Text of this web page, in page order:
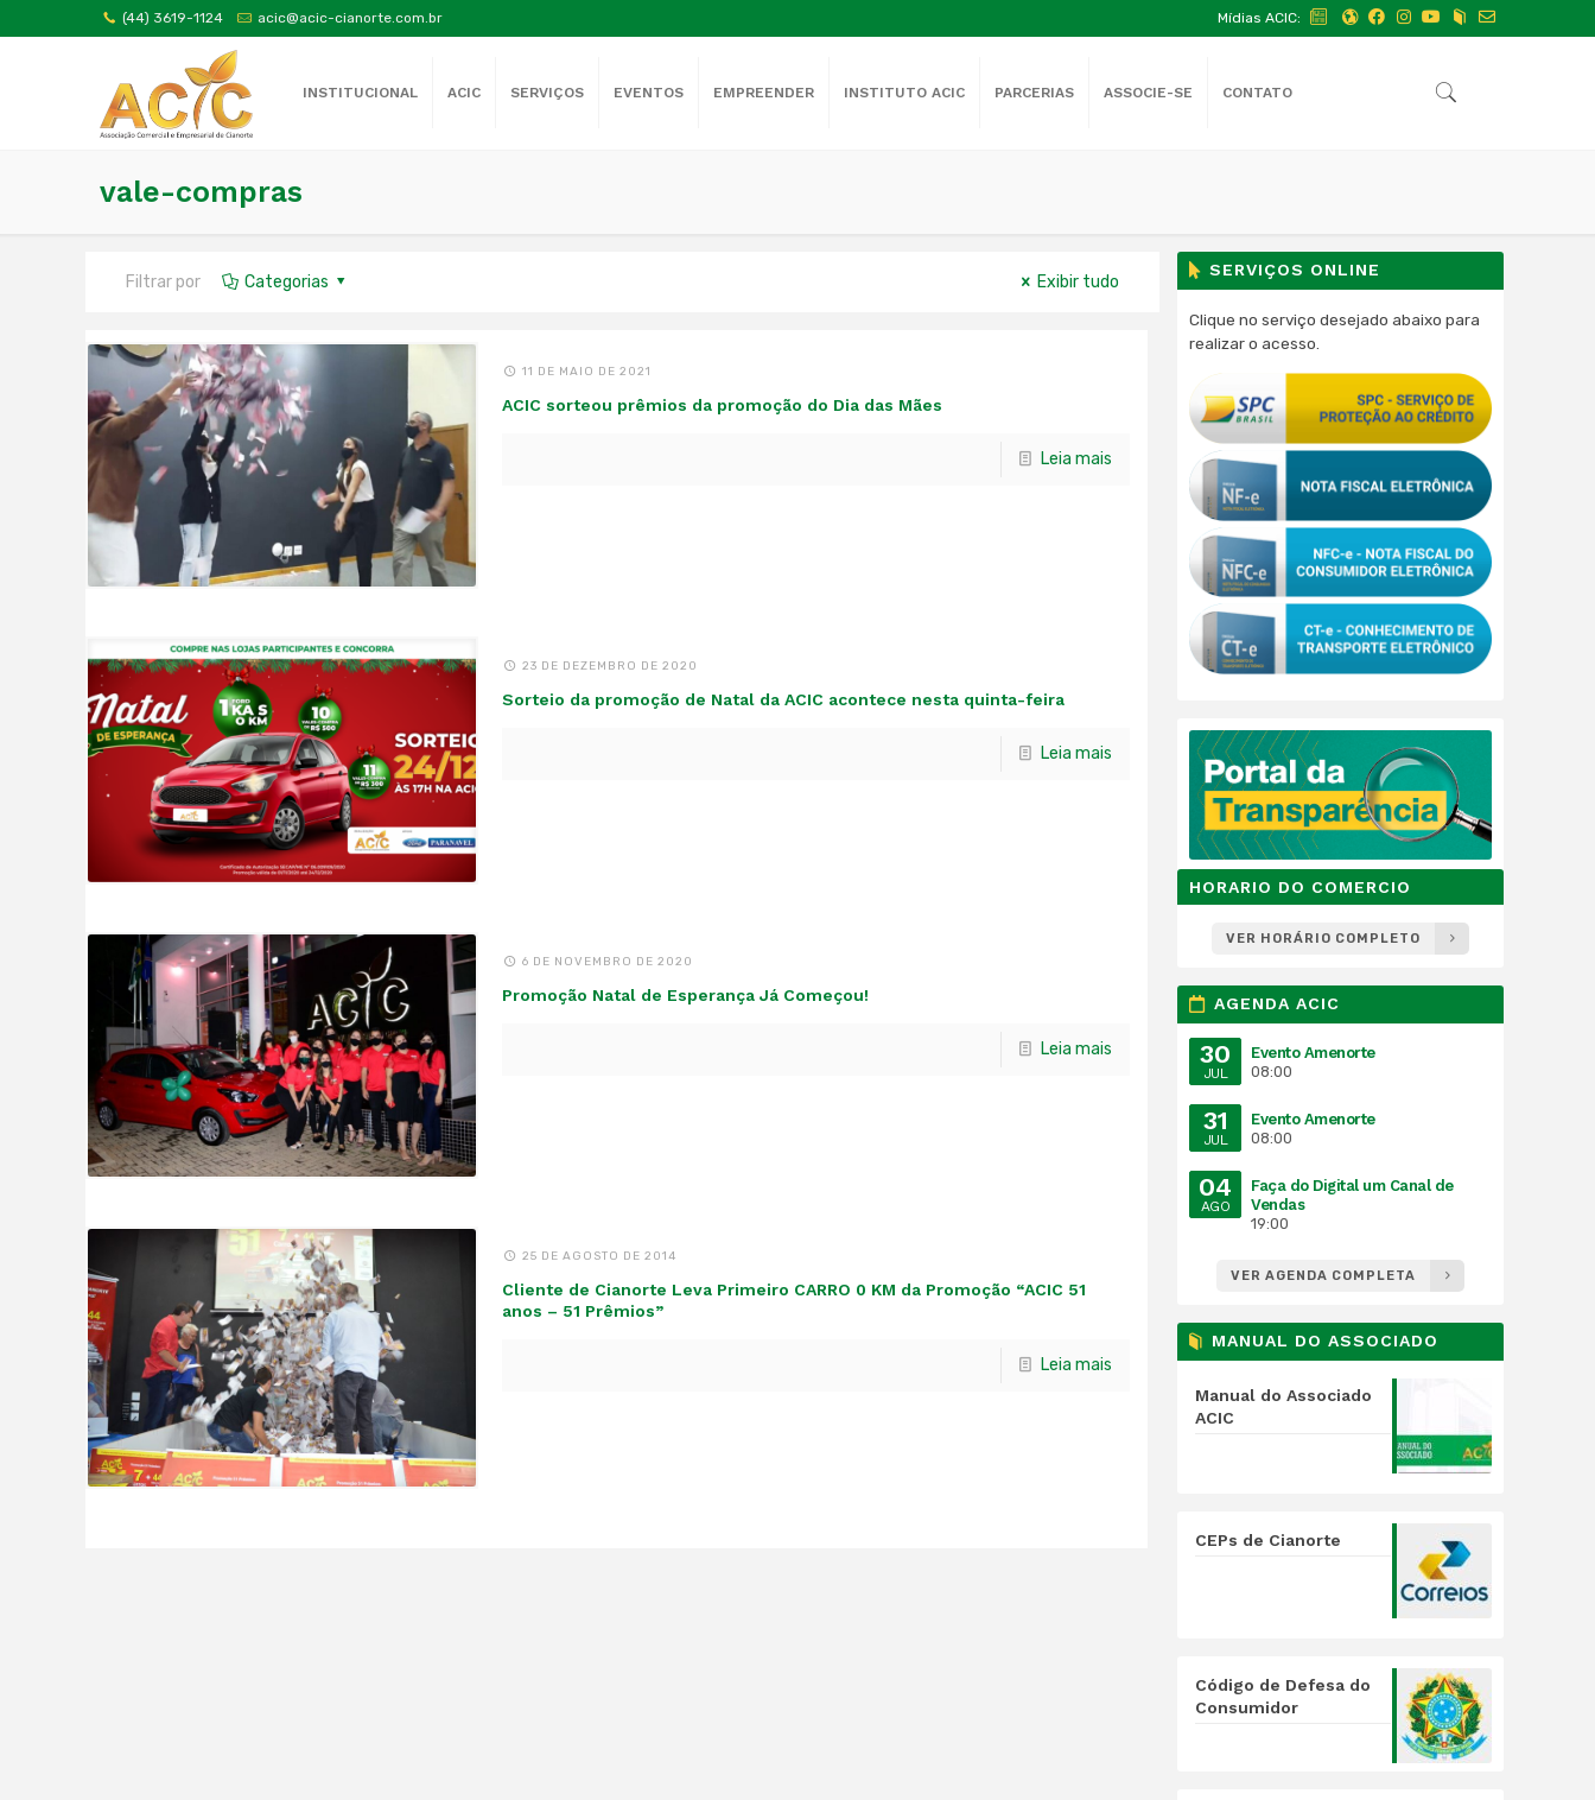
(44) 3619-1124 acic@acic-cianorte.com.br Mídias ACIC:
INSTITUCIONAL ACIC SERVIÇOS EVENTOS EMPREENDER INSTITUTO ACIC PARCERIAS ASSOCIE-SE CONTATO
vale-compras
Filtrar por Categorias Exibir tudo
11 DE MAIO DE 2021
ACIC sorteou prêmios da promoção do Dia das Mães
Leia mais
23 DE DEZEMBRO DE 2020
Sorteio da promoção de Natal da ACIC acontece nesta quinta-feira
Leia mais
6 DE NOVEMBRO DE 2020
Promoção Natal de Esperança Já Começou!
Leia mais
25 DE AGOSTO DE 2014
Cliente de Cianorte Leva Primeiro CARRO 0 KM da Promoção “ACIC 51
anos – 51 Prêmios”
Leia mais
SERVIÇOS ONLINE
Clique no serviço desejado abaixo para
realizar o acesso.
HORARIO DO COMERCIO
VER HORÁRIO COMPLETO
AGENDA ACIC
30
JUL
Evento Amenorte
08:00
31
JUL
Evento Amenorte
08:00
04
AGO
Faça do Digital um Canal de
Vendas
19:00
VER AGENDA COMPLETA
MANUAL DO ASSOCIADO
Manual do Associado
ACIC
CEPs de Cianorte
Código de Defesa do
Consumidor